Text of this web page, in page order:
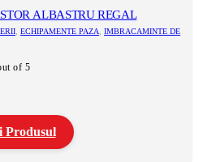
ALBASTRU REGAL
, ECHIPAMENTE PAZA, IMBRACAMINTE DE
of 5
Produsul